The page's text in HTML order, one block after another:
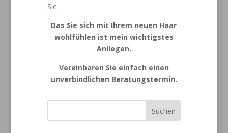
Sie.
Das Sie sich mit Ihrem neuen Haar
wohlfühlen ist mein wichtigstes
Anliegen.
Vereinbaren Sie einfach einen
unverbindlichen Beratungstermin.